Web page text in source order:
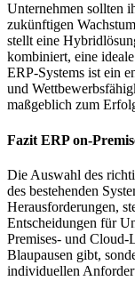
Unternehmen sollten
zukünftigen
stellt eine
kombiniert, eine
ERP-Systems ist ein
und
maßgeblich zum
Fazit ERP on-
Die Auswahl des
des bestehenden
Herausforderungen,
Entscheidungen für
Premises- und Cloud-
Blaupausen gibt,
individuellen